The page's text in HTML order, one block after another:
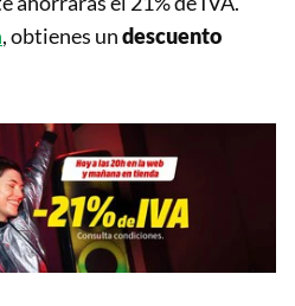
, obtienes undescuento